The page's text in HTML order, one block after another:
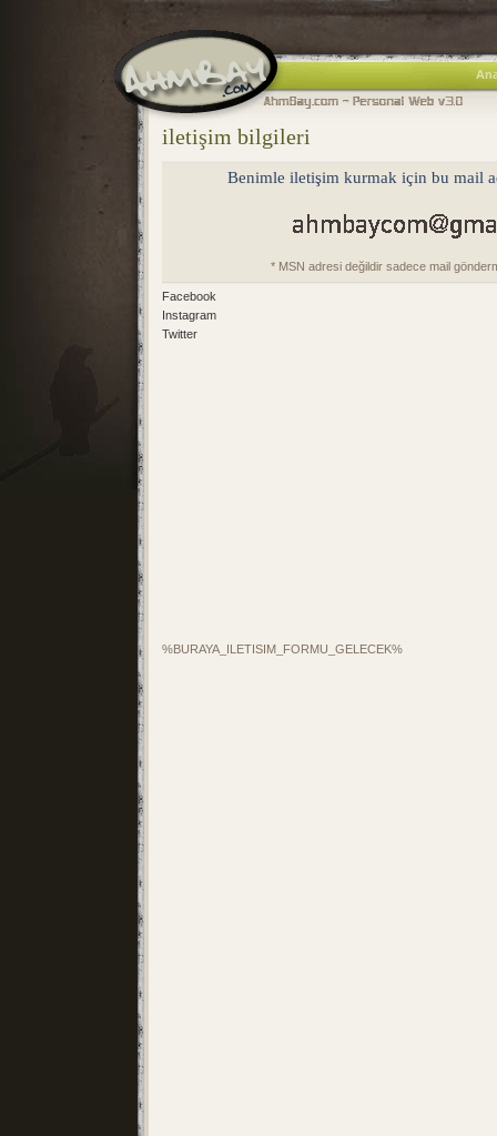
iletişim bilgileri
Benimle iletişim kurmak için bu mail
* MSN adresi değildir sadece mail
Facebook
Instagram
Twitter
%BURAYA_ILETISIM_FORMU_GELECEK%